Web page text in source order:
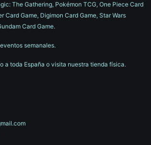
The Gathering, Pokémon TCG, One Piece Card
Card Game, Digimon Card Game, Star Wars
Card Game.
semanales.
a toda España o visita nuestra tienda física.